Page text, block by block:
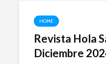
HOME
Revista Hola
Diciembre